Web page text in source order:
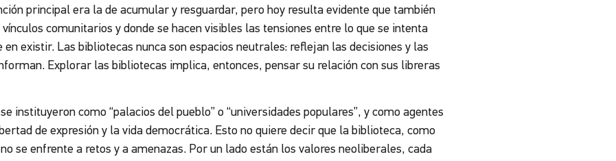
principal era la de acumular y resguardar, pero hoy resulta evidente que también
comunitarios y donde se hacen visibles las tensiones entre lo que se intenta
existir. Las bibliotecas nunca son espacios neutrales: reflejan las decisiones y las
Explorar las bibliotecas implica, entonces, pensar su relación con sus libreras
instituyeron como “palacios del pueblo” o “universidades populares”, y como agentes
de expresión y la vida democrática. Esto no quiere decir que la biblioteca, como
se enfrente a retos y a amenazas. Por un lado están los valores neoliberales, cada